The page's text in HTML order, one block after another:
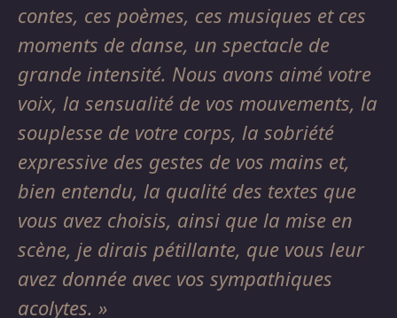
contes, ces poèmes, ces musiques et ces
moments de danse, un spectacle de
grande intensité. Nous avons aimé votre
voix, la sensualité de vos mouvements, la
souplesse de votre corps, la sobriété
expressive des gestes de vos mains et,
bien entendu, la qualité des textes que
vous avez choisis, ainsi que la mise en
scène, je dirais pétillante, que vous leur
avez donnée avec vos sympathiques
acolytes.